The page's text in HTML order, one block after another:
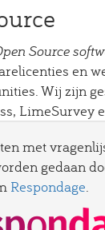
Source
en
Wij zijn
LimeSurvey
met
gedaan
Respondage.